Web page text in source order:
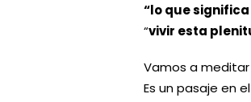
“lo que
“vivir esta
Vamos a meditar
Es un pasaje en